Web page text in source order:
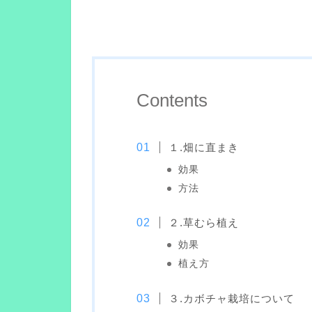
Contents
１.畑に直まき
効果
方法
２.草むら植え
効果
植え方
３.カボチャ栽培について